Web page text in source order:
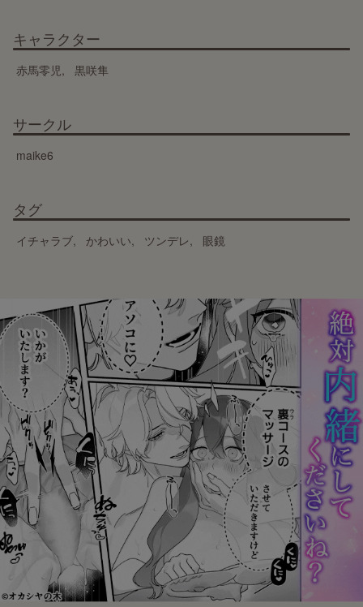
キャラクター
赤馬零児 黒咲隼
サークル
maike6
タグ
イチャラブ かわいい ツンデレ 眼鏡